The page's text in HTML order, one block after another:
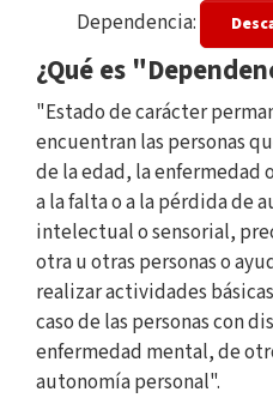
Dependencia:
¿Qué es
"Estado de carácter
encuentran las personas
de la edad, la enfermedad
a la falta o a la pérdida de
intelectual o sensorial,
otra u otras personas o
realizar actividades
caso de las personas con
enfermedad mental, de
autonomía personal".